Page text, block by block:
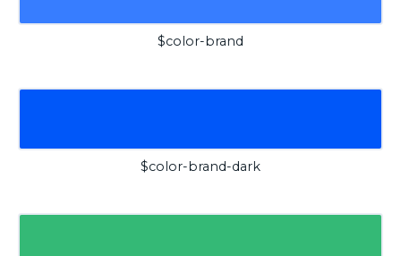
$color-brand
$color-brand-dark